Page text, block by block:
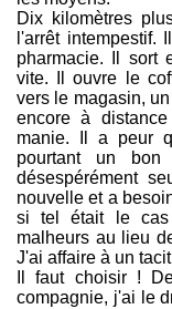
Dix kilomètres
l'arrêt intempestif.
pharmacie. Il sort
vite. Il ouvre le
vers le magasin,
encore à
manie. Il a peur
pourtant un
désespérément
nouvelle et a
si tel était le cas
malheurs au lieu
J'ai affaire à un
Il faut choisir !
compagnie, j'ai le